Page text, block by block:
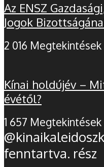
Az ENSZ
Jogok
2 016 Megtekintések
Kínai holdújév –
évétől?
1 657 Megtekintések
fenntartva. rész